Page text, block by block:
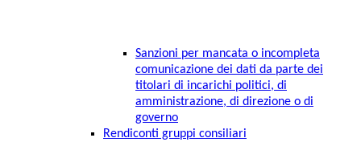
Sanzioni per mancata o incompleta
comunicazione dei dati da parte dei
titolari di incarichi politici, di
amministrazione, di direzione o di
governo
Rendiconti gruppi consiliari